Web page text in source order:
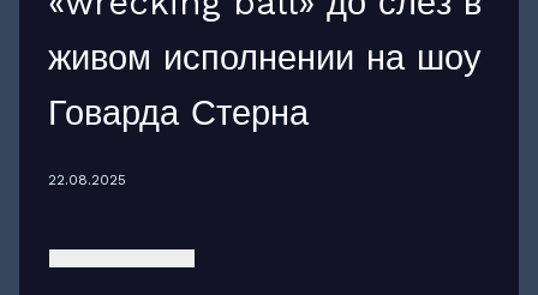
живом исполнении на шоу
Говарда Стерна
22.08.2025